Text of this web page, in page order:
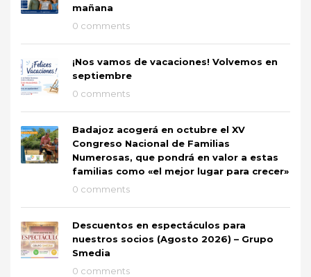
mañana
0 comments
¡Nos vamos de vacaciones! Volvemos en
septiembre
0 comments
Badajoz acogerá en octubre el XV
Congreso Nacional de Familias
Numerosas, que pondrá en valor a estas
familias como «el mejor lugar para crecer»
0 comments
Descuentos en espectáculos para
nuestros socios (Agosto 2026) – Grupo
Smedia
0 comments